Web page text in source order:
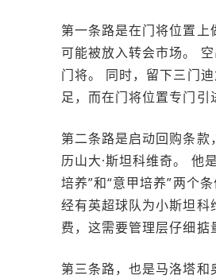
第一条路是在门将位置
可能被放入转会市场。
门将。 同时，留下三门
足，而在门将位置专门引
第二条路是启动回购条
历山大·斯坦科维奇。 他
培养”和“意甲培养”两个
经有英超球队为小斯坦
费，这需要管理层仔细掂
第三条路，也是马洛塔